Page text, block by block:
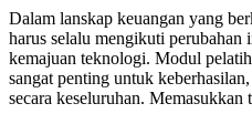
Dalam lanskap keuangan yang
harus selalu mengikuti perubahan
kemajuan teknologi. Modul
sangat penting untuk
secara keseluruhan.